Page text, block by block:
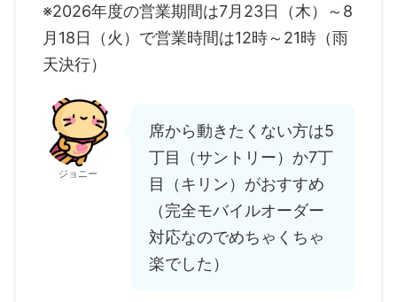
※2026年度の営業期間は7月23日（木）～8
月18日（火）で営業時間は12時～21時（雨
天決行）
ジョニー
席から動きたくない方は5
丁目（サントリー）か7丁
目（キリン）がおすすめ
（完全モバイルオーダー
対応なのでめちゃくちゃ
楽でした）